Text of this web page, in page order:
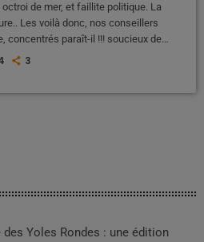
octroi de mer, et faillite politique. La
Les voilà donc, nos conseillers
concentrés paraît-il !!! soucieux de
ils ? À en croire Martinique La 1ère,
3
Yoles Rondes : une édition